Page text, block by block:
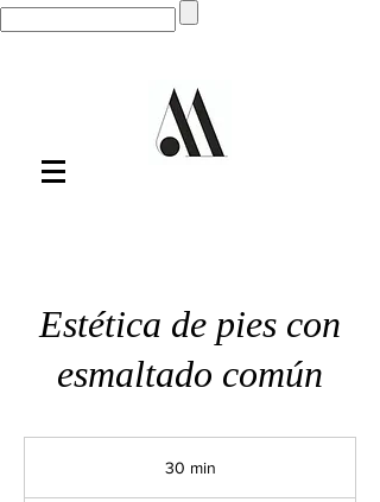
Estética de pies con
esmaltado común
30 min